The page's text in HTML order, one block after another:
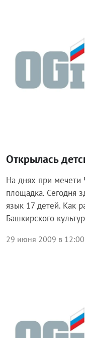
Открылась
На днях при мечети
площадка. Сегодня
язык 17 детей. Как
Башкирского
29 июня 2009 в 12:00